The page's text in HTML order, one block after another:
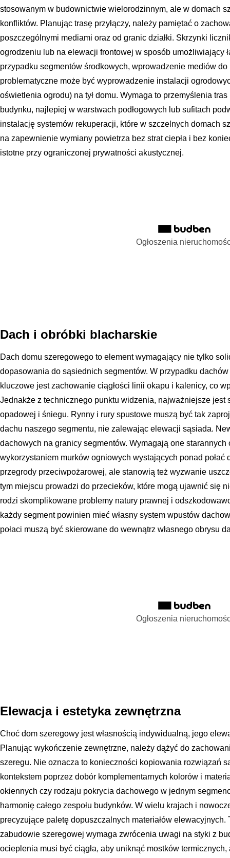
stosowanym w budownictwie wielorodzinnym, ale w domach
konfliktów. Planując trasę przyłączy, należy pamiętać o
poszczególnymi mediami oraz od granic działki. Skrzynki
ogrodzeniu lub na elewacji frontowej w sposób umożliwiający
przypadku segmentów środkowych, wprowadzenie mediów
problematyczne może być wyprowadzenie instalacji
oświetlenia ogrodu) na tył domu. Wymaga to przemyślenia
budynku, najlepiej w warstwach podłogowych lub sufitach
instalację systemów rekuperacji, które w szczelnych domach
na zapewnienie wymiany powietrza bez strat ciepła i bez
istotne przy ograniczonej prywatności akustycznej.
Ogłoszenia
Dach i obróbki blacharskie
Dach domu szeregowego to element wymagający nie tylko
dopasowania do sąsiednich segmentów. W przypadku
kluczowe jest zachowanie ciągłości linii okapu i kalenicy, co
Jednakże z technicznego punktu widzenia, najważniejsze jest
opadowej i śniegu. Rynny i rury spustowe muszą być tak
dachu naszego segmentu, nie zalewając elewacji sąsiada.
dachowych na granicy segmentów. Wymagają one
wykorzystaniem murków ogniowych wystających ponad połać
przegrody przeciwpożarowej, ale stanowią też wyzwanie
tym miejscu prowadzi do przecieków, które mogą ujawnić się
rodzi skomplikowane problemy natury prawnej i
każdy segment powinien mieć własny system wpustów
połaci muszą być skierowane do wewnątrz własnego obrysu
Ogłoszenia
Elewacja i estetyka zewnętrzna
Choć dom szeregowy jest własnością indywidualną, jego
Planując wykończenie zewnętrzne, należy dążyć do
szeregu. Nie oznacza to konieczności kopiowania rozwiązań
kontekstem poprzez dobór komplementarnych kolorów i
okiennych czy rodzaju pokrycia dachowego w jednym
harmonię całego zespołu budynków. W wielu krajach i
precyzujące paletę dopuszczalnych materiałów
zabudowie szeregowej wymaga zwrócenia uwagi na styki z
ocieplenia musi być ciągła, aby uniknąć mostków